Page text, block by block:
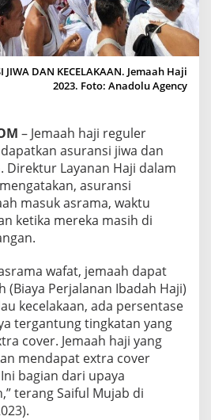
A
N
S
I
A
N
K
C
E
L
A
N
,
I
N
K
E
T
JIWA DAN KECELAKAAN. Jemaah Haji
2023. Foto: Anadolu Agency
– Jemaah haji reguler
asuransi jiwa dan
Direktur Layanan Haji dalam
asuransi
masuk asrama, waktu
ketika mereka masih di
wafat, jemaah dapat
(Biaya Perjalanan Ibadah Haji)
kecelakaan, ada persentase
tergantung tingkatan yang
cover. Jemaah haji yang
mendapat extra cover
bagian dari upaya
terang Saiful Mujab di